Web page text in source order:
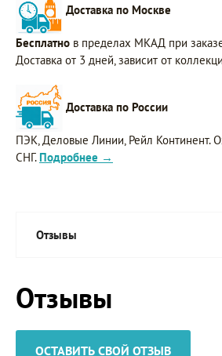
Доставка по Москве
Бесплатно в пределах МКАД при
Доставка от 3 дней, зависит от
Доставка по России
ПЭК, Деловые Линии, Рейл Континент.
СНГ. Подробнее →
Отзывы
Отзывы
ОСТАВИТЬ СВОЙ ОТЗЫВ